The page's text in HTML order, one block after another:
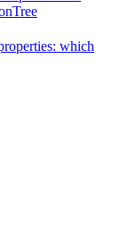
which